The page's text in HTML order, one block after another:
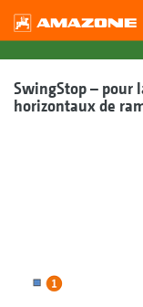
SwingStop – pour
horizontaux de